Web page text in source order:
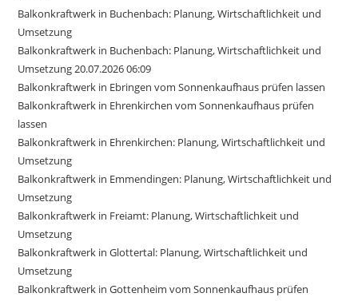
Balkonkraftwerk in Buchenbach: Planung, Wirtschaftlichkeit und
Umsetzung
Balkonkraftwerk in Buchenbach: Planung, Wirtschaftlichkeit und
Umsetzung 20.07.2026 06:09
Balkonkraftwerk in Ebringen vom Sonnenkaufhaus prüfen lassen
Balkonkraftwerk in Ehrenkirchen vom Sonnenkaufhaus prüfen
lassen
Balkonkraftwerk in Ehrenkirchen: Planung, Wirtschaftlichkeit und
Umsetzung
Balkonkraftwerk in Emmendingen: Planung, Wirtschaftlichkeit und
Umsetzung
Balkonkraftwerk in Freiamt: Planung, Wirtschaftlichkeit und
Umsetzung
Balkonkraftwerk in Glottertal: Planung, Wirtschaftlichkeit und
Umsetzung
Balkonkraftwerk in Gottenheim vom Sonnenkaufhaus prüfen